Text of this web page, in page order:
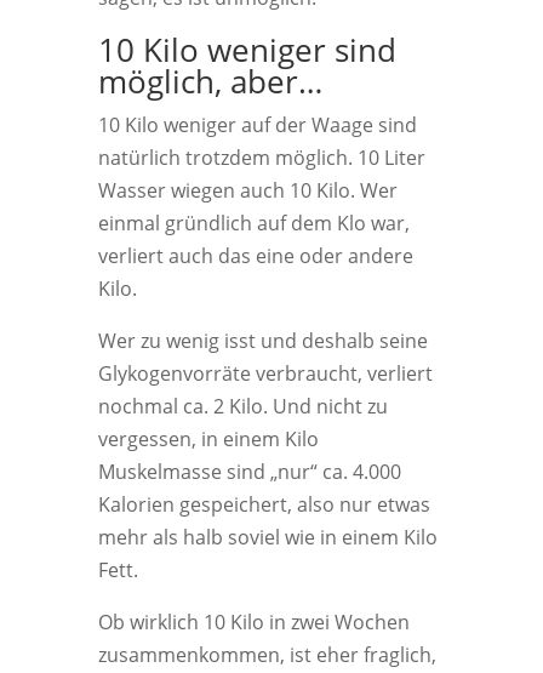
10 Kilo weniger sind
möglich, aber…
10 Kilo weniger auf der Waage sind
natürlich trotzdem möglich. 10 Liter
Wasser wiegen auch 10 Kilo. Wer
einmal gründlich auf dem Klo war,
verliert auch das eine oder andere
Kilo.
Wer zu wenig isst und deshalb seine
Glykogenvorräte verbraucht, verliert
nochmal ca. 2 Kilo. Und nicht zu
vergessen, in einem Kilo
Muskelmasse sind „nur“ ca. 4.000
Kalorien gespeichert, also nur etwas
mehr als halb soviel wie in einem Kilo
Fett.
Ob wirklich 10 Kilo in zwei Wochen
zusammenkommen, ist eher fraglich,